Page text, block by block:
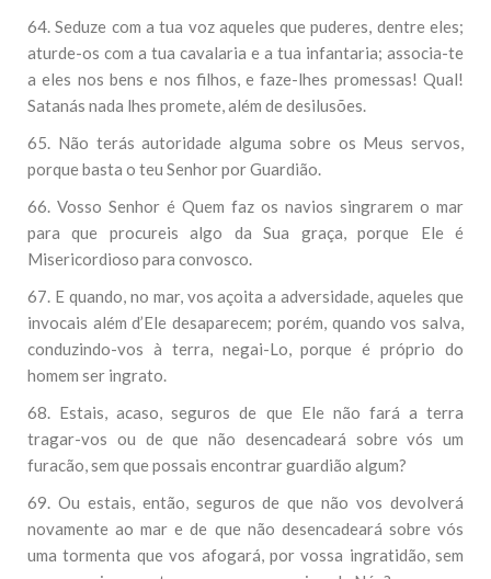
64. Seduze com a tua voz aqueles que puderes, dentre eles;
aturde-os com a tua cavalaria e a tua infantaria; associa-te
a eles nos bens e nos filhos, e faze-lhes promessas! Qual!
Satanás nada lhes promete, além de desilusões.
65. Não terás autoridade alguma sobre os Meus servos,
porque basta o teu Senhor por Guardião.
66. Vosso Senhor é Quem faz os navios singrarem o mar
para que procureis algo da Sua graça, porque Ele é
Misericordioso para convosco.
67. E quando, no mar, vos açoita a adversidade, aqueles que
invocais além d’Ele desaparecem; porém, quando vos salva,
conduzindo-vos à terra, negai-Lo, porque é próprio do
homem ser ingrato.
68. Estais, acaso, seguros de que Ele não fará a terra
tragar-vos ou de que não desencadeará sobre vós um
furacão, sem que possais encontrar guardião algum?
69. Ou estais, então, seguros de que não vos devolverá
novamente ao mar e de que não desencadeará sobre vós
uma tormenta que vos afogará, por vossa ingratidão, sem